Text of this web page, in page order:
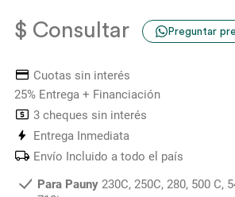
$ Consultar Preguntar
Cuotas sin interés
25% Entrega + Financiación
3 cheques sin interés
Entrega Inmediata
Envío Incluido a todo el país
Para Pauny230C, 250C, 280, 500 C,